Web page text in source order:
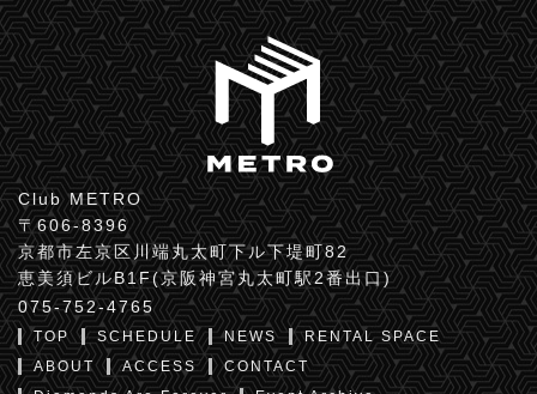
Club METRO
〒606-8396
京都市左京区川端丸太町下ル下堤町82
恵美須ビルB1F(京阪神宮丸太町駅2番出口)
075-752-4765
TOP SCHEDULE NEWS
RENTAL SPACE
ABOUT
ACCESS
CONTACT